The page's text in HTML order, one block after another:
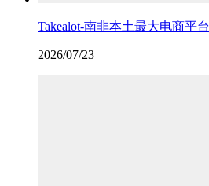
Takealot-南非本土最大电商平台
2026/07/23